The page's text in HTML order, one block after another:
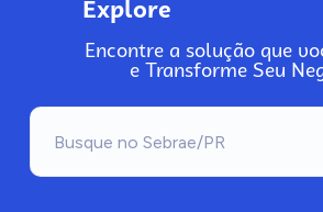
Explore
Encontre a solução que
e Transforme Seu